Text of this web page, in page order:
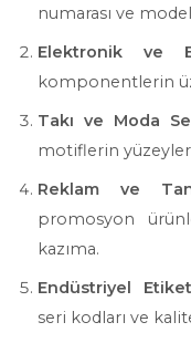
numarası ve
Elektronik ve
komponentlerin
Takı ve Moda
motiflerin
Reklam ve
promosyon
kazıma.
Endüstriyel
seri kodları ve